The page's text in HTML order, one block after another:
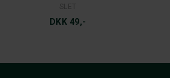
DKK 49,-